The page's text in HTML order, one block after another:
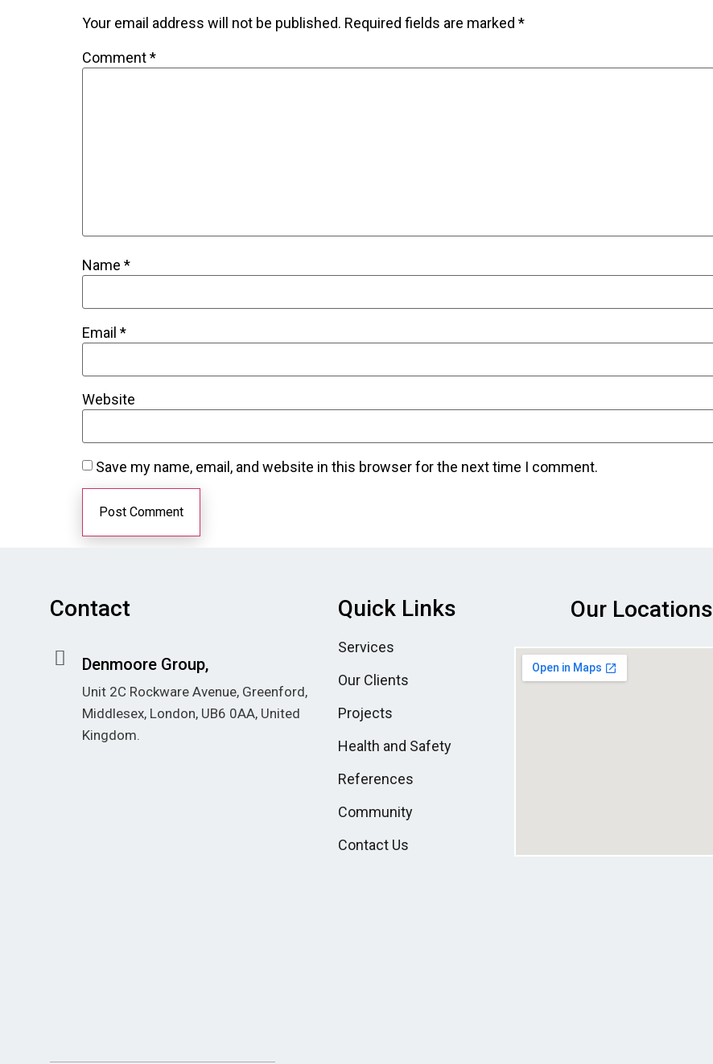
Your email address will not be published. Required fields are marked *
Comment*
Name *
Email *
Website
Save my name, email, and website in this browser for the next time I comment.
Contact
Denmoore Group,
Unit 2C Rockware Avenue, Greenford,
Middlesex, London, UB6 0AA, United
Kingdom.
Quick Links
Services
Our Clients
Projects
Health and Safety
References
Community
Contact Us
Our Locations